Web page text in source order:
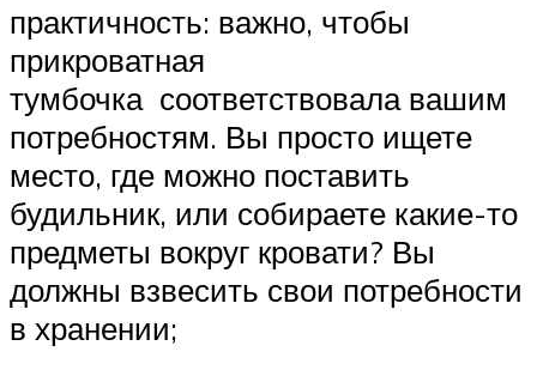
практичность: важно, чтобы
прикроватная
тумбочка соответствовала вашим
потребностям. Вы просто ищете
место, где можно поставить
будильник, или собираете какие-то
предметы вокруг кровати? Вы
должны взвесить свои потребности
в хранении;